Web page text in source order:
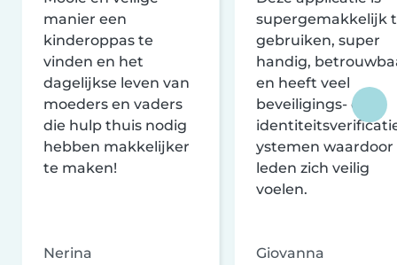
manier een
kinderoppas te
vinden en het
dagelijkse leven van
moeders en vaders
die hulp thuis nodig
hebben makkelijker
te maken!
Nerina
supergemakkelijk
gebruiken, super
handig,
en heeft veel
beveiligings- en
ystemen waardoor
leden zich veilig
voelen.
Giovanna